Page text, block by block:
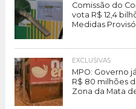
Comissão do
vota R$ 12,4
Medidas
EXCLUSIVAS
MPO: Governo
R$ 80 milhões
Zona da Mata